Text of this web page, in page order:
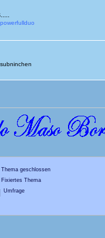
powerfullduo
subninchen
Thema geschlossen
Fixiertes Thema
Umfrage